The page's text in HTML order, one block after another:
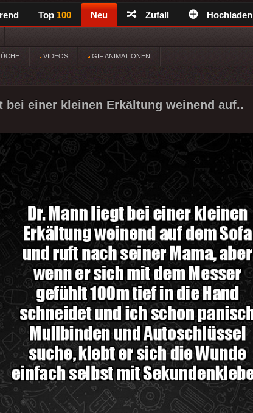
Top 100 Neu Zufall Hochladen
VIDEOS GIF ANIMATIONEN
bei einer kleinen Erkältung weinend auf..